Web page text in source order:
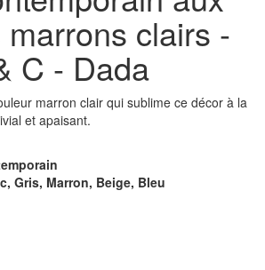
clairs -
C - Dada
marron clair qui sublime ce décor à la
et apaisant.
Gris, Marron, Beige, Bleu